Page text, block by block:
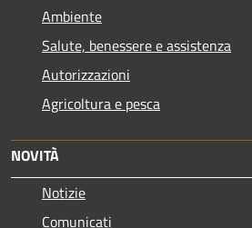
Ambiente
Salute, benessere e assistenza
Autorizzazioni
Agricoltura e pesca
NOVITÀ
Notizie
Comunicati